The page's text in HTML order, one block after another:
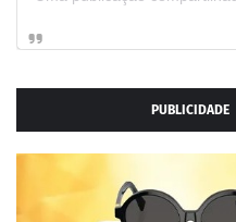
PUBLICIDADE